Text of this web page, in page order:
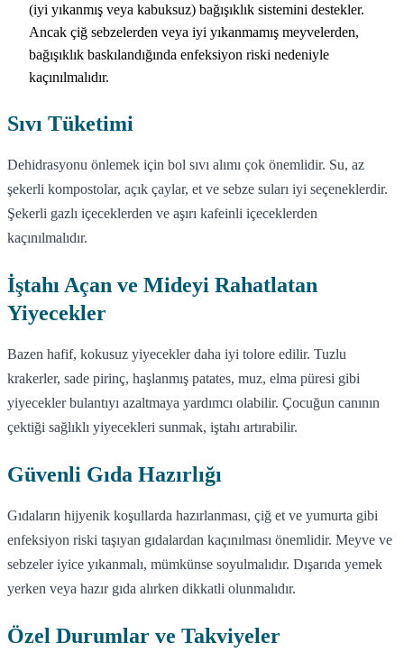
(iyi yıkanmış veya kabuksuz) bağışıklık sistemini destekler.
Ancak çiğ sebzelerden veya iyi yıkanmamış meyvelerden,
bağışıklık baskılandığında enfeksiyon riski nedeniyle
kaçınılmalıdır.
Sıvı Tüketimi
Dehidrasyonu önlemek için bol sıvı alımı çok önemlidir. Su, az
şekerli kompostolar, açık çaylar, et ve sebze suları iyi seçeneklerdir.
Şekerli gazlı içeceklerden ve aşırı kafeinli içeceklerden
kaçınılmalıdır.
İştahı Açan ve Mideyi Rahatlatan
Yiyecekler
Bazen hafif, kokusuz yiyecekler daha iyi tolore edilir. Tuzlu
krakerler, sade pirinç, haşlanmış patates, muz, elma püresi gibi
yiyecekler bulantıyı azaltmaya yardımcı olabilir. Çocuğun canının
çektiği sağlıklı yiyecekleri sunmak, iştahı artırabilir.
Güvenli Gıda Hazırlığı
Gıdaların hijyenik koşullarda hazırlanması, çiğ et ve yumurta gibi
enfeksiyon riski taşıyan gıdalardan kaçınılması önemlidir. Meyve ve
sebzeler iyice yıkanmalı, mümkünse soyulmalıdır. Dışarıda yemek
yerken veya hazır gıda alırken dikkatli olunmalıdır.
Özel Durumlar ve Takviyeler